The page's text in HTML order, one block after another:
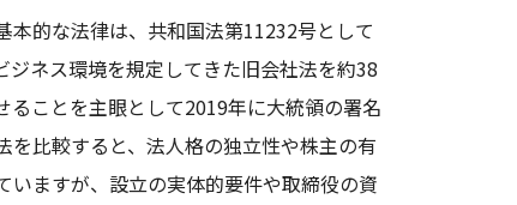
的な法律は、共和国法第11232号として
ネス環境を規定してきた旧会社法を約38
ことを主眼として2019年に大統領の署名
比較すると、法人格の独立性や株主の有
ますが、設立の実体的要件や取締役の資